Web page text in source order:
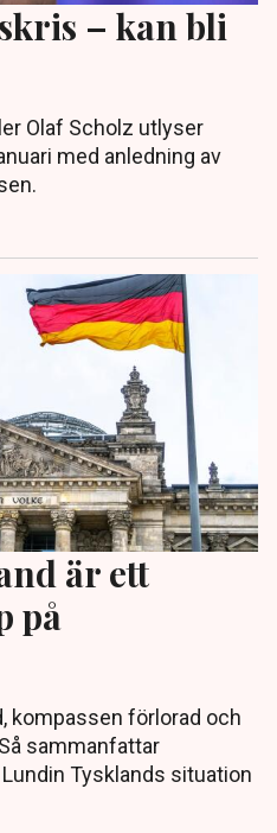
– kan bli
Olaf Scholz utlyser
med anledning av
är ett
på
kompassen förlorad och
sammanfattar
Tysklands situation